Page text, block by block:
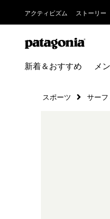
アクティビズム ストーリー
新着＆おすすめ メ
スポーツ サーフ